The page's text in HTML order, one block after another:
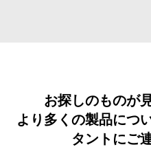
お探しのものが
より多くの製品につ
タントにご